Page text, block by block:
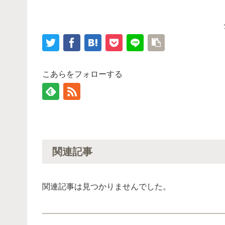
こあらをフォローする
関連記事
関連記事は見つかりませんでした。